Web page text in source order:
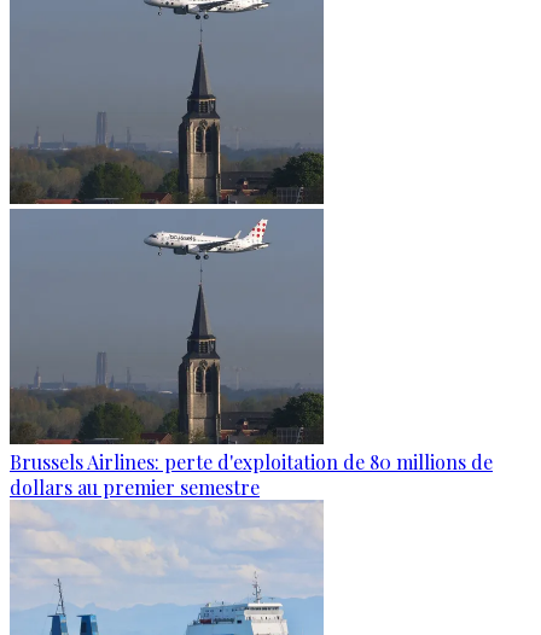
Brussels Airlines: perte d'exploitation de 80 millions de
dollars au premier semestre